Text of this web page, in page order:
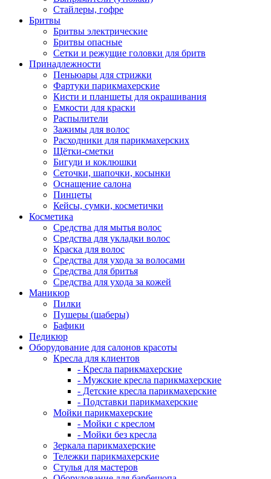
Стайлеры, гофре
Бритвы
Бритвы электрические
Бритвы опасные
Сетки и режущие головки для бритв
Принадлежности
Пеньюары для стрижки
Фартуки парикмахерские
Кисти и планшеты для окрашивания
Емкости для краски
Распылители
Зажимы для волос
Расходники для парикмахерских
Щётки-сметки
Бигуди и коклюшки
Сеточки, шапочки, косынки
Оснащение салона
Пинцеты
Кейсы, сумки, косметички
Косметика
Средства для мытья волос
Средства для укладки волос
Краска для волос
Средства для ухода за волосами
Средства для бритья
Средства для ухода за кожей
Маникюр
Пилки
Пушеры (шаберы)
Бафики
Педикюр
Оборудование для салонов красоты
Кресла для клиентов
- Кресла парикмахерские
- Мужские кресла парикмахерские
- Детские кресла парикмахерские
- Подставки парикмахерские
Мойки парикмахерские
- Мойки с креслом
- Мойки без кресла
Зеркала парикмахерские
Тележки парикмахерские
Стулья для мастеров